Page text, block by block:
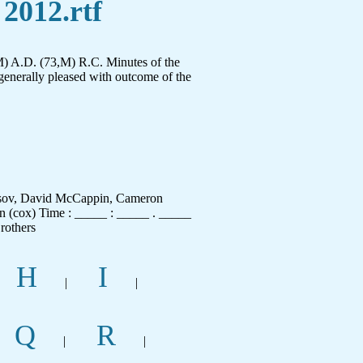
A.D. (73,M) R.C. Minutes of the
pleased with outcome of the
David McCappin, Cameron
Time : _____ : _____ . _____
H | I |
Q | R |